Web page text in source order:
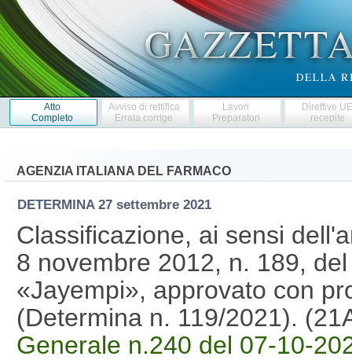
Atto
Completo
Avviso di rettifica
Errata corrige
Lavori
Preparatori
Direttive
recepite
AGENZIA ITALIANA DEL FARMACO
DETERMINA 27 settembre 2021
Classificazione, ai sensi
8 novembre 2012, n. 189,
«Jayempi», approvato con
(Determina n. 119/2021).
Generale n.240 del 07-10-